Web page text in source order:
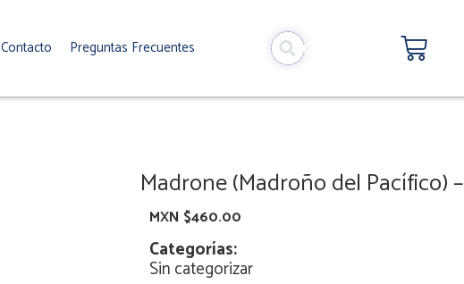
Contacto Preguntas Frecuentes
Madrone (Madroño del Pacífico)
MXN $460.00
Categorías:
Sin categorizar